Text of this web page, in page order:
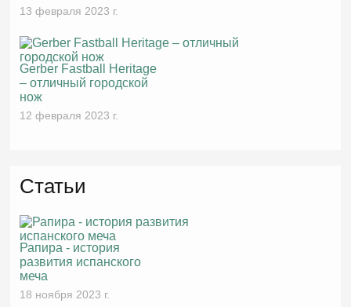
13 февраля 2023 г.
Gerber Fastball Heritage
– отличный городской
нож
12 февраля 2023 г.
Статьи
Рапира - история
развития испанского
меча
18 ноября 2023 г.